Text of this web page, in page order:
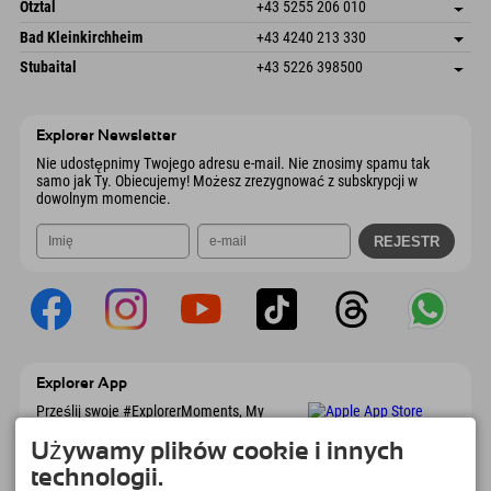
Austria
Książka
Austria
Książka
Ötztal +43 5255 206 010
Gscheat 14
6441 Umhausen
Austria
Zapisz adres
Informacje o przyjeździe
Książka
Bad Kleinkirchheim +43 4240 213 330
Dorfstraße 24
Zapisz adres
Stubaital +43 5226 398500
Explorer Newsletter
Nie udostępnimy Twojego adresu e-mail. Nie znosimy spamu tak
samo jak Ty. Obiecujemy! Możesz zrezygnować z subskrypcji w
dowolnym momencie.
Explorer App
Prześlij swoje #ExplorerMoments, My
marzeń, przeglądem restauracji i wieloma
innymi. Pobierz teraz!
Używamy plików cookie i innych
technologii.